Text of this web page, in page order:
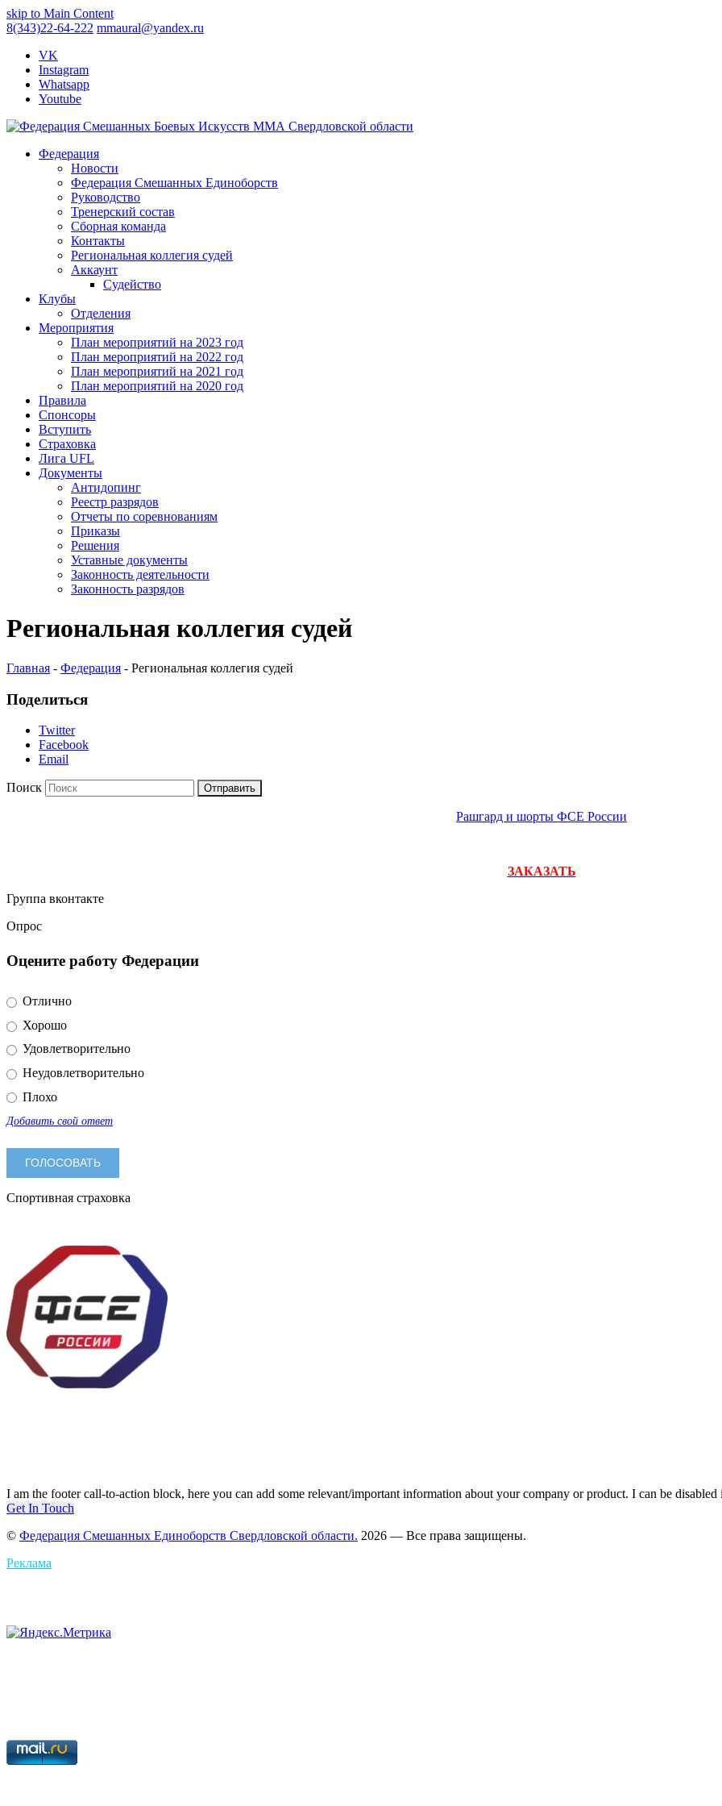
skip to Main Content
8(343)22-64-222 mmaural@yandex.ru
VK
Instagram
Whatsapp
Youtube
Федерация
Новости
Федерация Смешанных Единоборств
Руководство
Тренерский состав
Сборная команда
Контакты
Региональная коллегия судей
Аккаунт
Судейство
Клубы
Отделения
Мероприятия
План мероприятий на 2023 год
План мероприятий на 2022 год
План мероприятий на 2021 год
План мероприятий на 2020 год
Правила
Спонсоры
Вступить
Страховка
Лига UFL
Документы
Антидопинг
Реестр разрядов
Отчеты по соревнованиям
Приказы
Решения
Уставные документы
Законность деятельности
Законность разрядов
Региональная коллегия судей
Главная - Федерация - Региональная коллегия судей
Поделиться
Twitter
Facebook
Email
Поиск Отправить
Рашгард и шорты ФСЕ России
ЗАКАЗАТЬ
Группа вконтакте
Опрос
Оцените работу Федерации
Отлично
Хорошо
Удовлетворительно
Неудовлетворительно
Плохо
Добавить свой ответ
Спортивная страховка
I am the footer call-to-action block, here you can add some relevant/important information about your company or product. I can be disabled
Get In Touch
© Федерация Смешанных Единоборств Свердловской области. 2026 — Все права защищены.
Реклама